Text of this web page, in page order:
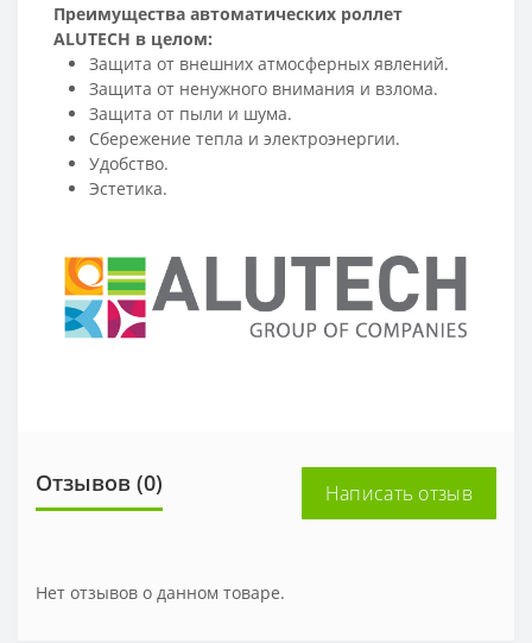
Преимущества автоматических роллет
ALUTECH в целом:
Защита от внешних атмосферных явлений.
Защита от ненужного внимания и взлома.
Защита от пыли и шума.
Сбережение тепла и электроэнергии.
Удобство.
Эстетика.
Отзывов (0) Написать отзыв
Нет отзывов о данном товаре.